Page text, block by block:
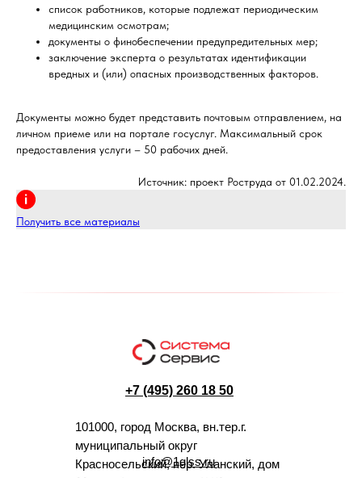
список работников, которые подлежат периодическим
медицинским осмотрам;
документы о финобеспечении предупредительных мер;
заключение эксперта о результатах идентификации
вредных и (или) опасных производственных факторов.
Документы можно будет представить почтовым отправлением, на
личном приеме или на портале госуслуг. Максимальный срок
предоставления услуги – 50 рабочих дней.
Источник: проект Роструда от 01.02.2024.
Получить все материалы
+7 (495) 260 18 50
101000, город Москва, вн.тер.г.
муниципальный округ
Красносельский, пер. Уланский, дом
info@1glss.ru